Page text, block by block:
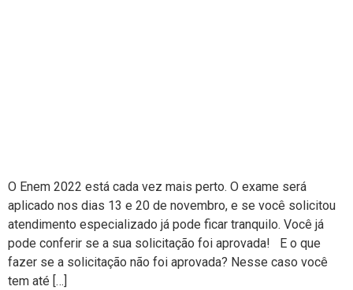
O Enem 2022 está cada vez mais perto. O exame será
aplicado nos dias 13 e 20 de novembro, e se você solicitou
atendimento especializado já pode ficar tranquilo. Você já
pode conferir se a sua solicitação foi aprovada! E o que
fazer se a solicitação não foi aprovada? Nesse caso você
tem até […]